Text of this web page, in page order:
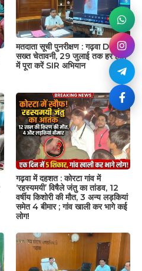
मतदाता सूची पुनरीक्षण : गढ़वा DC की
सख्त चेतावनी, 29 जुलाई तक हर हाल
में पूरा करें SIR अभियान
गढ़वा में दहशत : कोरटा गांव में
‘रहस्यमयी’ विषैले जंतु का तांडव, 12
वर्षीय किशोरी की मौत, 3 अन्य लड़कियां
समेत 4 बीमार ; गांव खाली कर भागे कई
लोग!